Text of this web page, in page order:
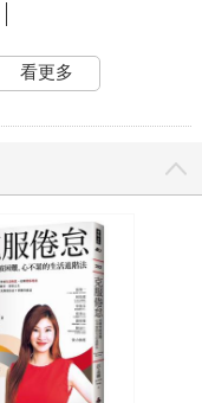
看更多